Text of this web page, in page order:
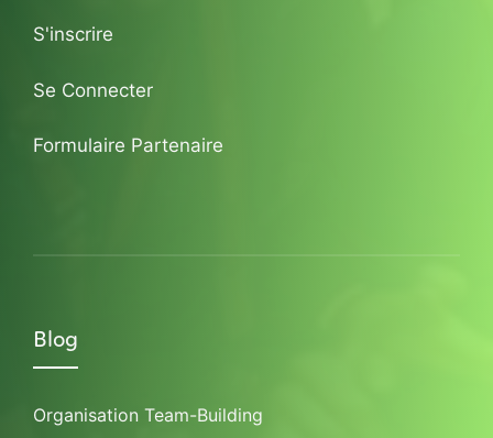
S'inscrire
Se Connecter
Formulaire Partenaire
Blog
Organisation Team-Building